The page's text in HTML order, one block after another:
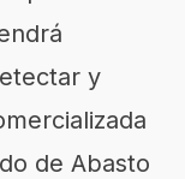
y
de Abasto